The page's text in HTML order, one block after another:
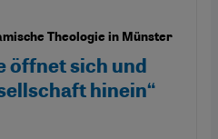
Theologie in Münster
öffnet sich und
hinein“